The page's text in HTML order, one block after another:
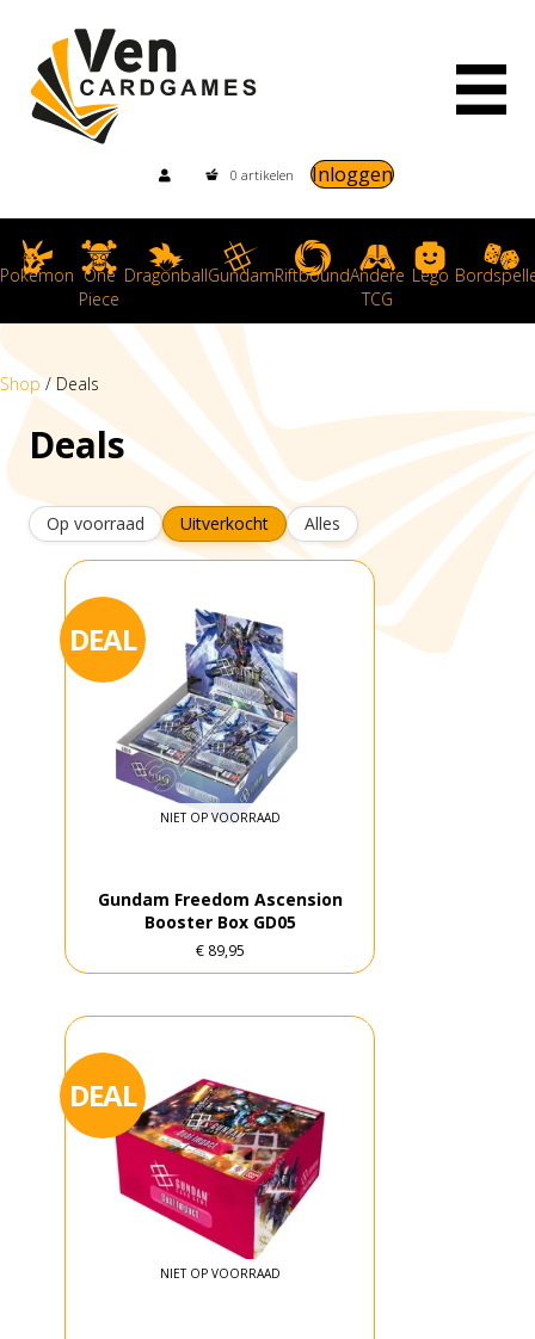
0 artikelen Inloggen
Pokemon One
Piece
DragonballGundamRiftboundAndere
TCG
Lego
Shop/ Deals
Deals
Op voorraad Uitverkocht Alles
DEAL
NIET OP VOORRAAD
Gundam Freedom Ascension
Booster Box GD05
€89,95
DEAL
NIET OP VOORRAAD